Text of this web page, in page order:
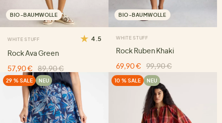
BIO-BAUMWOLLE
WHITE STUFF 4.5
Rock Ava Green
57,90 €
89,90 €
BIO-BAUMWOLLE
WHITE STUFF
Rock Ruben Khaki
69,90 €
99,90 €
29 % SALE NEU 10 % SALE NEU